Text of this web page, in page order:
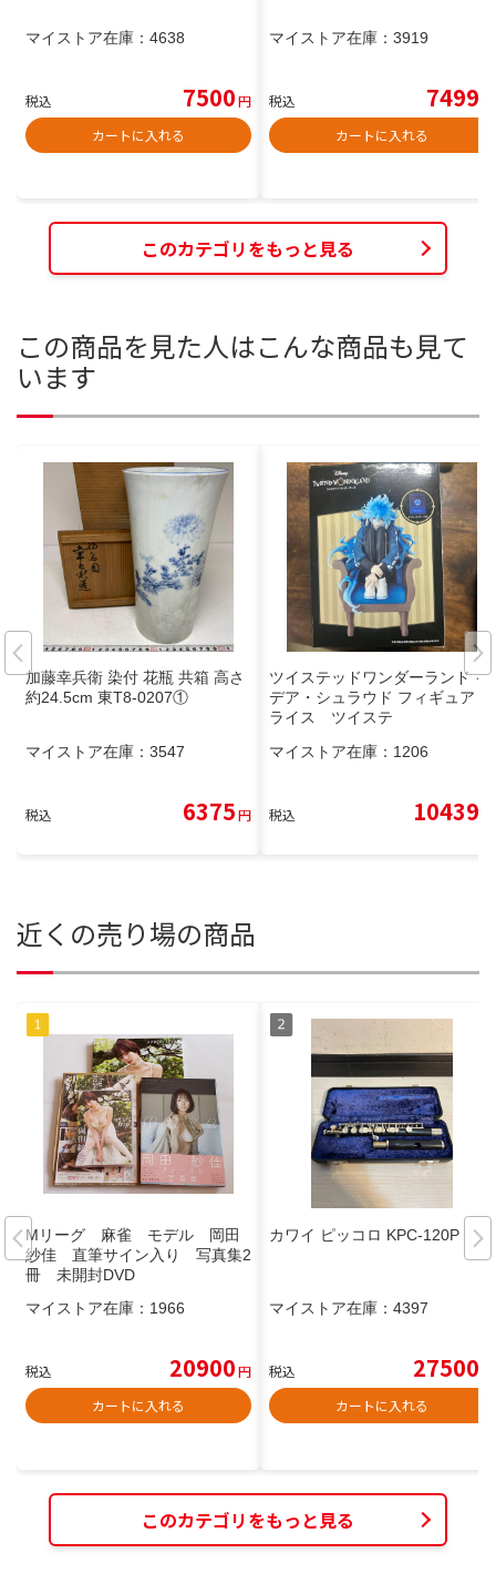
マイストア在庫： 4638
税込 7500円
カートに入れる
マイストア在庫： 3919
税込 7499
カートに入れる
このカテゴリをもっと見る
この商品を見た人はこんな商品も見て
います
加藤幸兵衛 染付 花瓶 共箱 高さ
約24.5cm 東T8-0207①
マイストア在庫： 3547
税込 6375円
ツイステッドワンダーランド イ
デア・シュラウド フィギュア プ
ライス ツイステ
マイストア在庫： 1206
税込 10439
近くの売り場の商品
Mリーグ 麻雀 モデル 岡田
紗佳 直筆サイン入り 写真集2
冊 未開封DVD
マイストア在庫： 1966
税込 20900円
カートに入れる
カワイ ピッコロ KPC-120P
マイストア在庫： 4397
税込 27500
カートに入れる
このカテゴリをもっと見る